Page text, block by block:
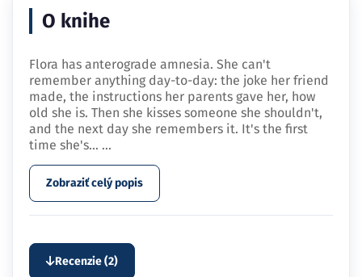
O knihe
Flora has anterograde amnesia. She can't
remember anything day-to-day: the joke her friend
made, the instructions her parents gave her, how
old she is. Then she kisses someone she shouldn't,
and the next day she remembers it. It's the first
time she's… ...
Zobraziť celý popis
Recenzie (2)